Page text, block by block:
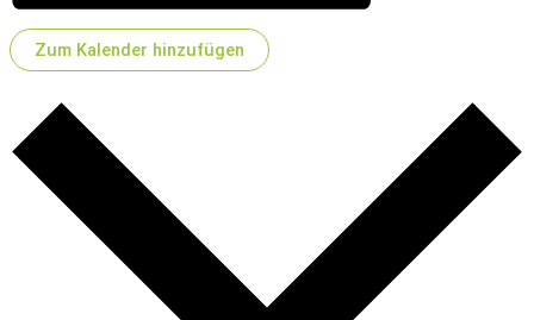
Zum Kalender hinzufügen